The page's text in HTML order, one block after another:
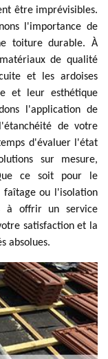
être imprévisibles.
l'importance de
toiture durable. À
de qualité
et les ardoises
et leur esthétique
l'application de
de votre
d'évaluer l'état
sur mesure,
ce soit pour le
faîtage ou l'isolation
à offrir un service
satisfaction et la
absolues.